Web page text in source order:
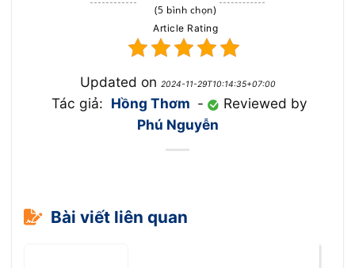
(5 bình chọn)
Article Rating
Updated on 2024-11-29T10:14:35+07:00
Tác giả: Hồng Thơm -
Reviewed by
Phú Nguyễn
Bài viết liên quan